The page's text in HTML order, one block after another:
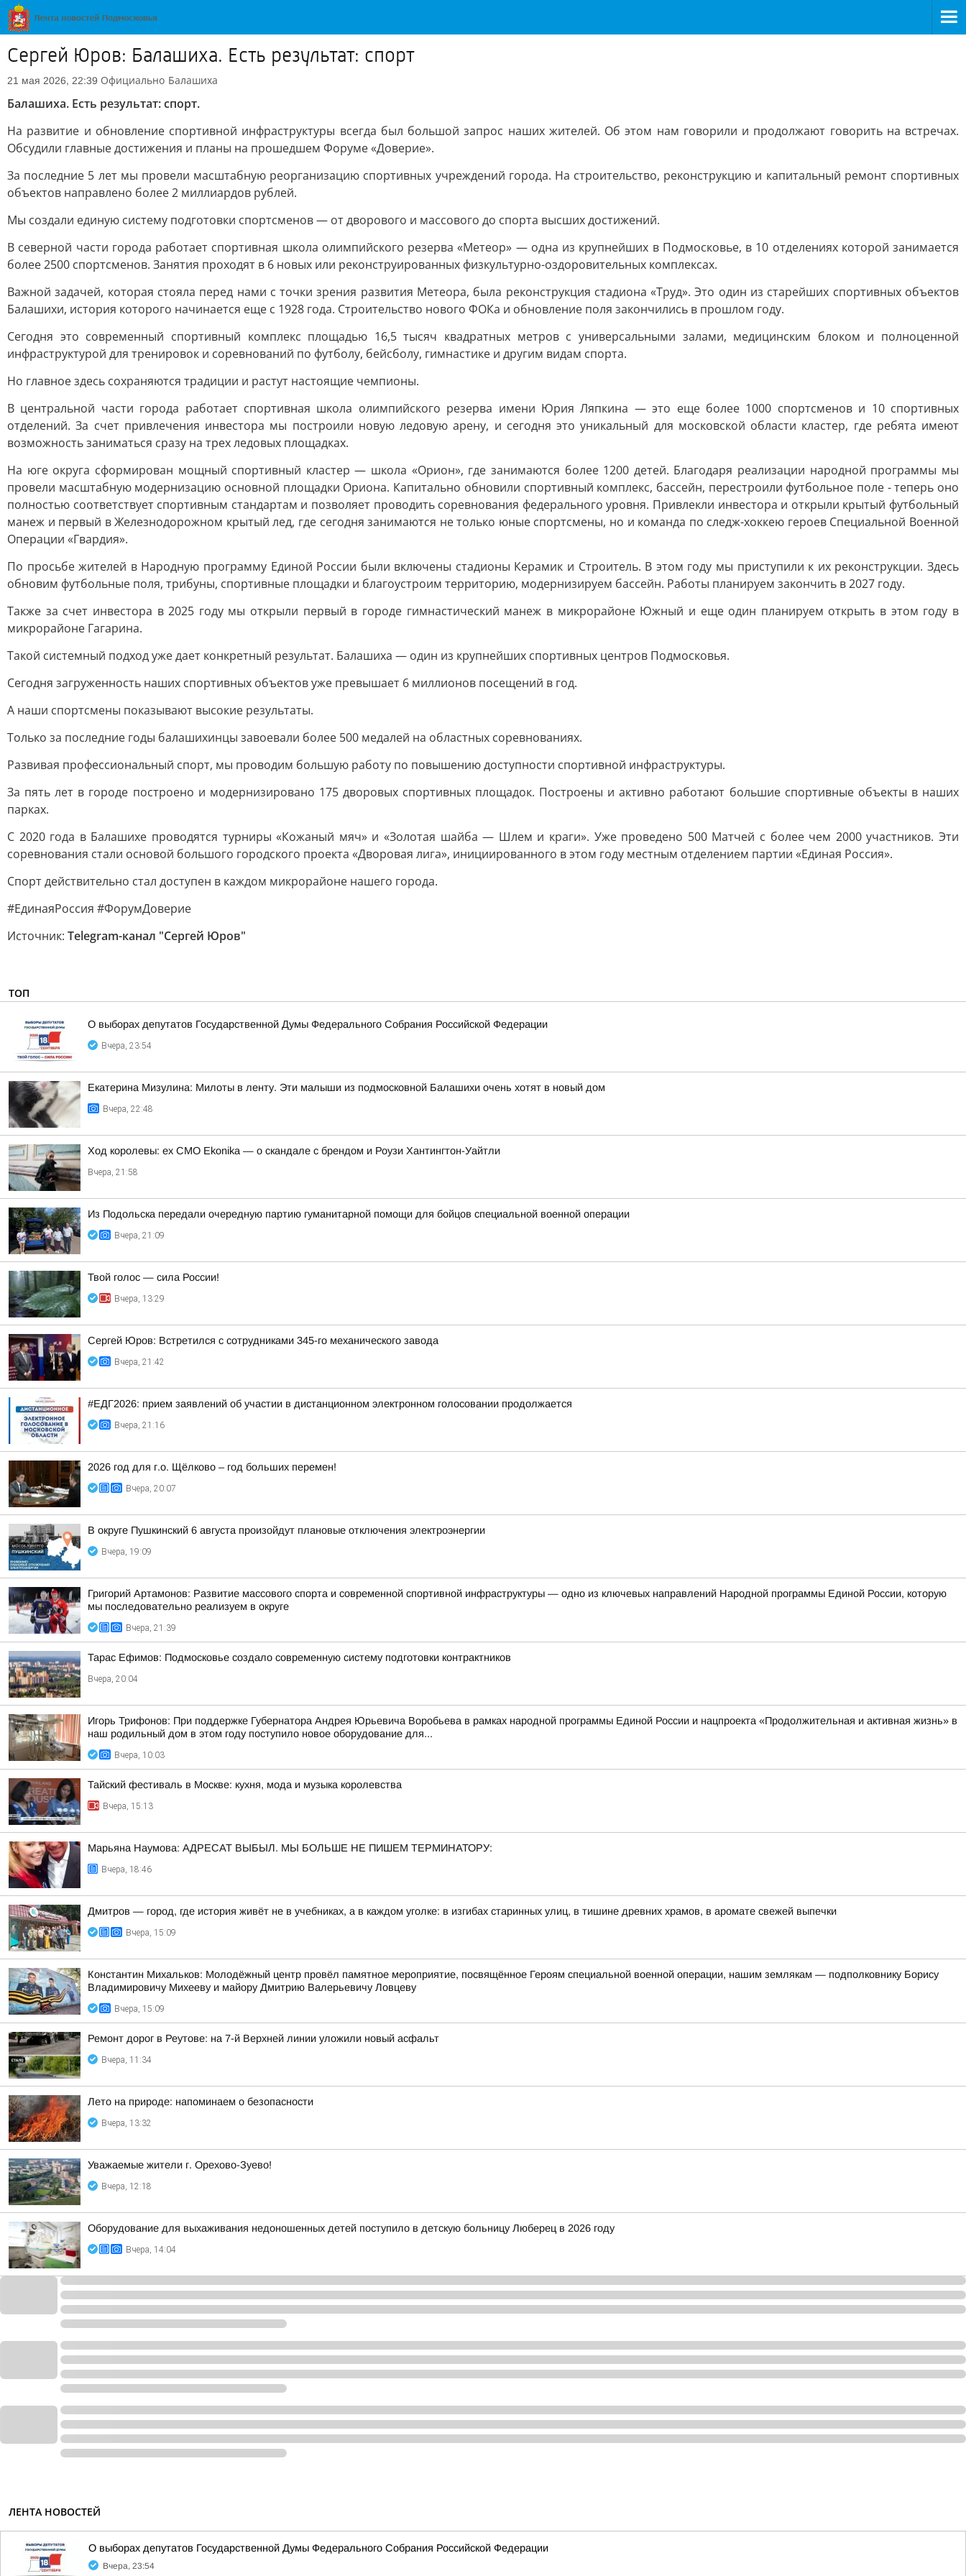
Сергей Юров: Балашиха. Есть результат: спорт
21 мая 2026, 22:39 Официально Балашиха
Балашиха. Есть результат: спорт.
На развитие и обновление спортивной инфраструктуры всегда был большой запрос наших жителей. Об этом нам говорили и продолжают говорить на встречах.
Обсудили главные достижения и планы на прошедшем Форуме «Доверие».
За последние 5 лет мы провели масштабную реорганизацию спортивных учреждений города. На строительство, реконструкцию и капитальный ремонт спортивных
объектов направлено более 2 миллиардов рублей.
Мы создали единую систему подготовки спортсменов — от дворового и массового до спорта высших достижений.
В северной части города работает спортивная школа олимпийского резерва «Метеор» — одна из крупнейших в Подмосковье, в 10 отделениях которой занимается
более 2500 спортсменов. Занятия проходят в 6 новых или реконструированных физкультурно-оздоровительных комплексах.
Важной задачей, которая стояла перед нами с точки зрения развития Метеора, была реконструкция стадиона «Труд». Это один из старейших спортивных объектов
Балашихи, история которого начинается еще с 1928 года. Строительство нового ФОКа и обновление поля закончились в прошлом году.
Сегодня это современный спортивный комплекс площадью 16,5 тысяч квадратных метров с универсальными залами, медицинским блоком и полноценной
инфраструктурой для тренировок и соревнований по футболу, бейсболу, гимнастике и другим видам спорта.
Но главное здесь сохраняются традиции и растут настоящие чемпионы.
В центральной части города работает спортивная школа олимпийского резерва имени Юрия Ляпкина — это еще более 1000 спортсменов и 10 спортивных
отделений. За счет привлечения инвестора мы построили новую ледовую арену, и сегодня это уникальный для московской области кластер, где ребята имеют
возможность заниматься сразу на трех ледовых площадках.
На юге округа сформирован мощный спортивный кластер — школа «Орион», где занимаются более 1200 детей. Благодаря реализации народной программы мы
провели масштабную модернизацию основной площадки Ориона. Капитально обновили спортивный комплекс, бассейн, перестроили футбольное поле - теперь оно
полностью соответствует спортивным стандартам и позволяет проводить соревнования федерального уровня. Привлекли инвестора и открыли крытый футбольный
манеж и первый в Железнодорожном крытый лед, где сегодня занимаются не только юные спортсмены, но и команда по следж-хоккею героев Специальной Военной
Операции «Гвардия».
По просьбе жителей в Народную программу Единой России были включены стадионы Керамик и Строитель. В этом году мы приступили к их реконструкции. Здесь
обновим футбольные поля, трибуны, спортивные площадки и благоустроим территорию, модернизируем бассейн. Работы планируем закончить в 2027 году.
Также за счет инвестора в 2025 году мы открыли первый в городе гимнастический манеж в микрорайоне Южный и еще один планируем открыть в этом году в
микрорайоне Гагарина.
Такой системный подход уже дает конкретный результат. Балашиха — один из крупнейших спортивных центров Подмосковья.
Сегодня загруженность наших спортивных объектов уже превышает 6 миллионов посещений в год.
А наши спортсмены показывают высокие результаты.
Только за последние годы балашихинцы завоевали более 500 медалей на областных соревнованиях.
Развивая профессиональный спорт, мы проводим большую работу по повышению доступности спортивной инфраструктуры.
За пять лет в городе построено и модернизировано 175 дворовых спортивных площадок. Построены и активно работают большие спортивные объекты в наших
парках.
С 2020 года в Балашихе проводятся турниры «Кожаный мяч» и «Золотая шайба — Шлем и краги». Уже проведено 500 Матчей с более чем 2000 участников. Эти
соревнования стали основой большого городского проекта «Дворовая лига», инициированного в этом году местным отделением партии «Единая Россия».
Спорт действительно стал доступен в каждом микрорайоне нашего города.
#ЕдинаяРоссия #ФорумДоверие
Источник: Telegram-канал "Сергей Юров"
ТОП
О выборах депутатов Государственной Думы Федерального Собрания Российской Федерации
Вчера, 23:54
Екатерина Мизулина: Милоты в ленту. Эти малыши из подмосковной Балашихи очень хотят в новый дом
Вчера, 22:48
Ход королевы: ex CMO Ekonika — о скандале с брендом и Роузи Хантингтон-Уайтли
Вчера, 21:58
Из Подольска передали очередную партию гуманитарной помощи для бойцов специальной военной операции
Вчера, 21:09
Твой голос — сила России!
Вчера, 13:29
Сергей Юров: Встретился с сотрудниками 345-го механического завода
Вчера, 21:42
#ЕДГ2026: прием заявлений об участии в дистанционном электронном голосовании продолжается
Вчера, 21:16
2026 год для г.о. Щёлково – год больших перемен!
Вчера, 20:07
В округе Пушкинский 6 августа произойдут плановые отключения электроэнергии
Вчера, 19:09
Григорий Артамонов: Развитие массового спорта и современной спортивной инфраструктуры — одно из ключевых направлений Народной программы Единой России, которую
мы последовательно реализуем в округе
Вчера, 21:39
Тарас Ефимов: Подмосковье создало современную систему подготовки контрактников
Вчера, 20:04
Игорь Трифонов: При поддержке Губернатора Андрея Юрьевича Воробьева в рамках народной программы Единой России и нацпроекта «Продолжительная и активная жизнь» в
наш родильный дом в этом году поступило новое оборудование для...
Вчера, 10:03
Тайский фестиваль в Москве: кухня, мода и музыка королевства
Вчера, 15:13
Марьяна Наумова: АДРЕСАТ ВЫБЫЛ. МЫ БОЛЬШЕ НЕ ПИШЕМ ТЕРМИНАТОРУ:
Вчера, 18:46
Дмитров — город, где история живёт не в учебниках, а в каждом уголке: в изгибах старинных улиц, в тишине древних храмов, в аромате свежей выпечки
Вчера, 15:09
Константин Михальков: Молодёжный центр провёл памятное мероприятие, посвящённое Героям специальной военной операции, нашим землякам — подполковнику Борису
Владимировичу Михееву и майору Дмитрию Валерьевичу Ловцеву
Вчера, 15:09
Ремонт дорог в Реутове: на 7-й Верхней линии уложили новый асфальт
Вчера, 11:34
Лето на природе: напоминаем о безопасности
Вчера, 13:32
Уважаемые жители г. Орехово-Зуево!
Вчера, 12:18
Оборудование для выхаживания недоношенных детей поступило в детскую больницу Люберец в 2026 году
Вчера, 14:04
ЛЕНТА НОВОСТЕЙ
О выборах депутатов Государственной Думы Федерального Собрания Российской Федерации
Вчера, 23:54